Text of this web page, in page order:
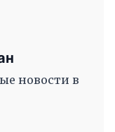
новости в